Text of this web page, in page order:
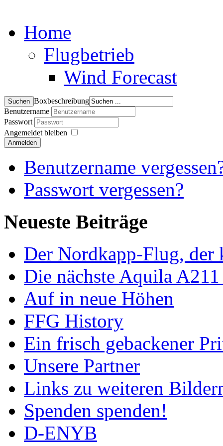
Home
Flugbetrieb
Wind Forecast
Boxbeschreibung
Benutzername
Passwort
Angemeldet bleiben
Anmelden
Benutzername
Passwort vergessen?
Neueste Beiträge
Der Nordkapp-Flug, der
Die nächste Aquila
Auf in neue Höhen
FFG History
Ein frisch gebackener
Unsere Partner
Links zu weiteren
Spenden spenden!
D-ENYB